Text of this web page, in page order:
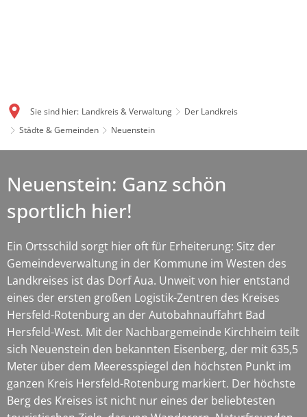
Sie sind hier: Landkreis & Verwaltung
Der Landkreis
Städte & Gemeinden
Neuenstein
Neuenstein: Ganz schön
sportlich hier!
Ein Ortsschild sorgt hier oft für Erheiterung: Sitz der
Gemeindeverwaltung in der Kommune im Westen des
Landkreises ist das Dorf Aua. Unweit von hier entstand
eines der ersten großen Logistik-Zentren des Kreises
Hersfeld-Rotenburg an der Autobahnauffahrt Bad
Hersfeld-West. Mit der Nachbargemeinde Kirchheim teilt
sich Neuenstein den bekannten Eisenberg, der mit 635,5
Meter über dem Meeresspiegel den höchsten Punkt im
ganzen Kreis Hersfeld-Rotenburg markiert. Der höchste
Berg des Kreises ist nicht nur eines der beliebtesten